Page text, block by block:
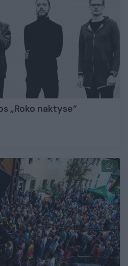
„Roko naktyse“
1